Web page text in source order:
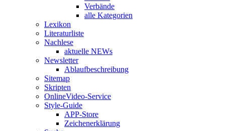
Verbände
alle Kategorien
Lexikon
Literaturliste
Nachlese
aktuelle NEWs
Newsletter
Ablaufbeschreibung
Sitemap
Skripten
OnlineVideo-Service
Style-Guide
APP-Store
Zeichenerklärung